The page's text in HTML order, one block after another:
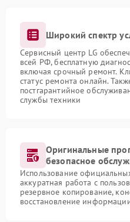
Широкий спектр
Сервисный центр LG
всей РФ, бесплатную
включая срочный ремонт.
статус ремонта онлайн.
постгарантийное
службы техники
Оригинальные
безопасное
Использование
аккуратная работа с
резервное копирование,
восстановление